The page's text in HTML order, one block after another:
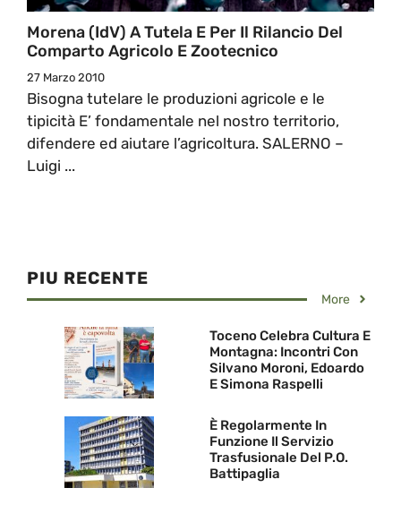
Morena (IdV) A Tutela E Per Il Rilancio Del
Comparto Agricolo E Zootecnico
27 Marzo 2010
Bisogna tutelare le produzioni agricole e le
tipicità E’ fondamentale nel nostro territorio,
difendere ed aiutare l’agricoltura. SALERNO –
Luigi ...
PIU RECENTE
More
Toceno Celebra Cultura E
Montagna: Incontri Con
Silvano Moroni, Edoardo
E Simona Raspelli
È Regolarmente In
Funzione Il Servizio
Trasfusionale Del P.O.
Battipaglia